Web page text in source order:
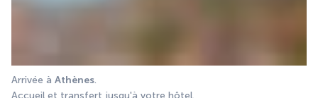
Arrivée à Athènes.
Accueil et transfert jusqu'à votre hôtel.